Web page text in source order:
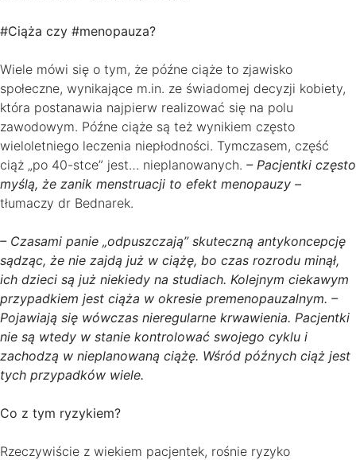
#Ciąża czy #menopauza?
Wiele mówi się o tym, że późne ciąże to zjawisko
społeczne, wynikające m.in. ze świadomej decyzji kobiety,
która postanawia najpierw realizować się na polu
zawodowym. Późne ciąże są też wynikiem często
wieloletniego leczenia niepłodności. Tymczasem, część
ciąż „po 40-stce” jest… nieplanowanych. – Pacjentki często
myślą, że zanik menstruacji to efekt menopauzy –
tłumaczy dr Bednarek.
– Czasami panie „odpuszczają” skuteczną antykoncepcję
sądząc, że nie zajdą już w ciążę, bo czas rozrodu minął,
ich dzieci są już niekiedy na studiach. Kolejnym ciekawym
przypadkiem jest ciąża w okresie premenopauzalnym. –
Pojawiają się wówczas nieregularne krwawienia. Pacjentki
nie są wtedy w stanie kontrolować swojego cyklu i
zachodzą w nieplanowaną ciążę. Wśród późnych ciąż jest
tych przypadków wiele.
Co z tym ryzykiem?
Rzeczywiście z wiekiem pacjentek, rośnie ryzyko